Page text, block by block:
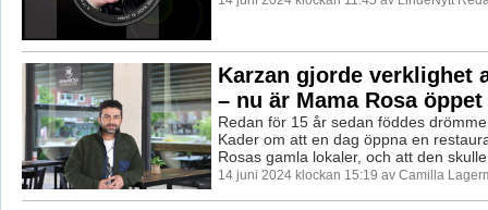
Karzan gjorde verklighet
– nu är Mama Rosa öppet
Redan för 15 år sedan föddes
Kader om att en dag öppna en
Rosas gamla lokaler, och att den
14 juni 2024 klockan 15:19 av Camilla